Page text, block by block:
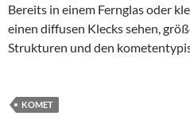
Bereits in einem Fernglas oder
einen diffusen Klecks sehen,
Strukturen und den
KOMET